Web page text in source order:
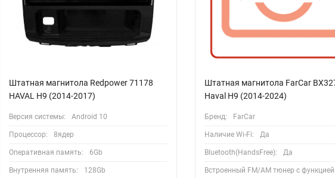
Штатная магнитола Redpower 71178
HAVAL H9 (2014-2017)
Версия системы: Android 10
Процессор: 8ядер
Оперативная память: 6Gb
Внутренняя память: 128Gb
Штатная магнитола FarCar
Haval H9 (2014-2024)
Бренд: FarCar
Наличие Wi-Fi: Да
Bluetooth(HandsFree): Да
Встроенный FM/AM тюнер с функцией